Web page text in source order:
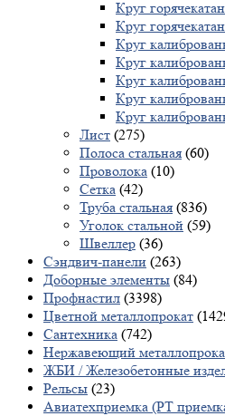
Круг
Круг
Круг
Круг
Круг
Круг
Круг
Лист (275)
Полоса стальная (60)
Проволока (10)
Сетка (42)
Труба стальная (836)
Уголок стальной (59)
Швеллер (36)
Сэндвич-панели (263)
Доборные элементы (84)
Профнастил (3398)
Цветной металлопрокат
Сантехника (742)
Нержавеющий
ЖБИ / Железобетонные
Рельсы (23)
Авиатехприемка (РТ